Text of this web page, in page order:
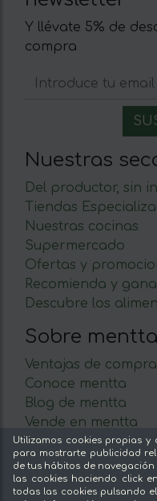
Y llévate 5% de
compra
Nuestras
Del productor, sin
Tiendas
Nuestras cocinas
Supermercado
Ofertas y
Recomienda y gana
Descubre los
Sobre mentta
Ventajas de
Conoce mentta
Blog de mentta
Vende en mentta
Fidelización
Preguntas
Legal
Utilizamos cookies propias
para mostrarte publicidad
de tus hábitos de
las cookies haciendo click
todas las cookies pulsando